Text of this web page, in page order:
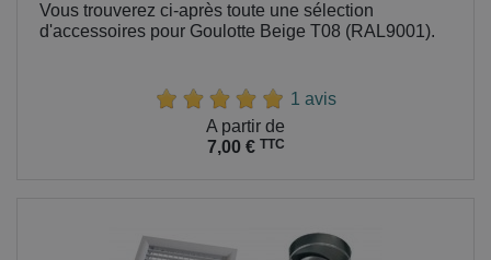
Vous trouverez ci-après toute une sélection
d'accessoires pour Goulotte Beige T08 (RAL9001).
1 avis
A partir de
7,00 € TTC